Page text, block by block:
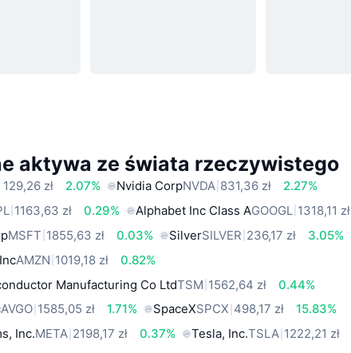
aktywa ze świata rzeczywistego
129,26 zł 2.07% Nvidia CorpNVDA 831,36 zł
2.27%
1163,63 zł 0.29% Alphabet Inc Class AGOOGL 1318,11 zł
MSFT 1855,63 zł 0.03% SilverSILVER 236,17 zł
3.05%
AMZN 1019,18 zł
0.82%
Manufacturing Co LtdTSM 1562,64 zł
0.44%
AVGO 1585,05 zł 1.71% SpaceXSPCX 498,17 zł
15.83%
Inc.META 2198,17 zł 0.37% Tesla, Inc.TSLA 1222,21 zł